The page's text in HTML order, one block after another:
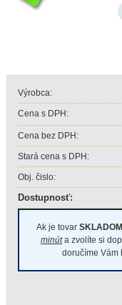
Výrobca:
Cena s DPH:
Cena bez DPH:
Stará cena s DPH:
Obj. čislo:
Dostupnosť:
Ak je tovar SKLADOM
minúta zvolíte si
doručíme Vám